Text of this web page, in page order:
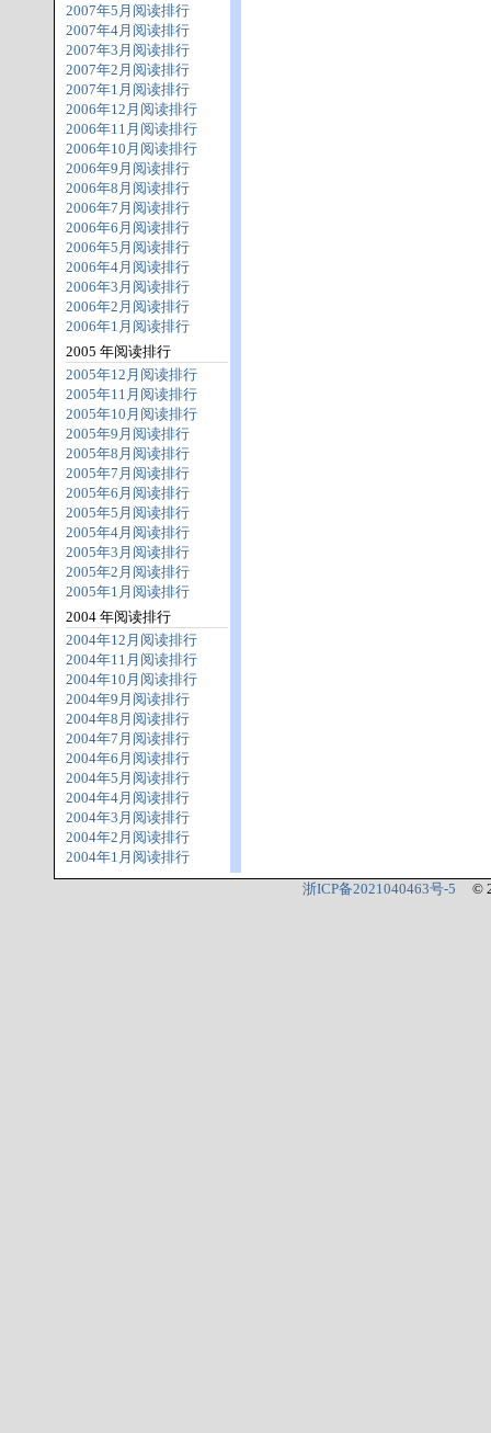
2007年5月阅读排行
2007年4月阅读排行
2007年3月阅读排行
2007年2月阅读排行
2007年1月阅读排行
2006年12月阅读排行
2006年11月阅读排行
2006年10月阅读排行
2006年9月阅读排行
2006年8月阅读排行
2006年7月阅读排行
2006年6月阅读排行
2006年5月阅读排行
2006年4月阅读排行
2006年3月阅读排行
2006年2月阅读排行
2006年1月阅读排行
2005 年阅读排行
2005年12月阅读排行
2005年11月阅读排行
2005年10月阅读排行
2005年9月阅读排行
2005年8月阅读排行
2005年7月阅读排行
2005年6月阅读排行
2005年5月阅读排行
2005年4月阅读排行
2005年3月阅读排行
2005年2月阅读排行
2005年1月阅读排行
2004 年阅读排行
2004年12月阅读排行
2004年11月阅读排行
2004年10月阅读排行
2004年9月阅读排行
2004年8月阅读排行
2004年7月阅读排行
2004年6月阅读排行
2004年5月阅读排行
2004年4月阅读排行
2004年3月阅读排行
2004年2月阅读排行
2004年1月阅读排行
浙ICP备2021040463号-5 ©